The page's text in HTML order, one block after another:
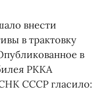
внести
в трактовку
в
РККА
СССР гласило: